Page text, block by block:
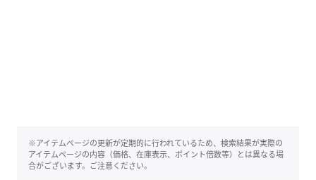
※アイテムページの更新が定期的に行われているため、検索結果が実際の
アイテムページの内容（価格、在庫表示、ポイント倍数等）とは異なる場
合がございます。ご注意ください。